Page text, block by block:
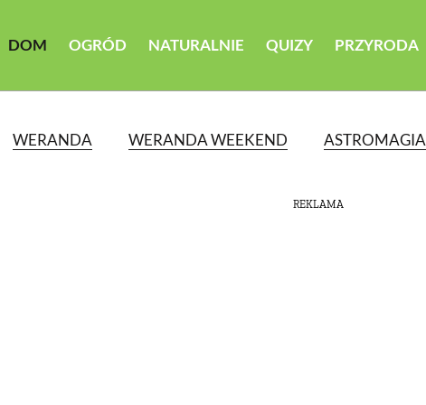
DOM OGRÓD NATURALNIE QUIZY PRZYRODA
WERANDA WERANDA WEEKEND ASTROMAGIA
REKLAMA